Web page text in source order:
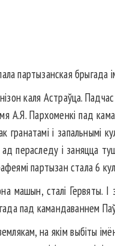
партызанская
каля Астраўца.
А.Я. Пархоменкі пад
гранатамі і
пераследу і заняцца
партызан стала 6
машын, сталі
пад камандаваннем
на якім выбіты